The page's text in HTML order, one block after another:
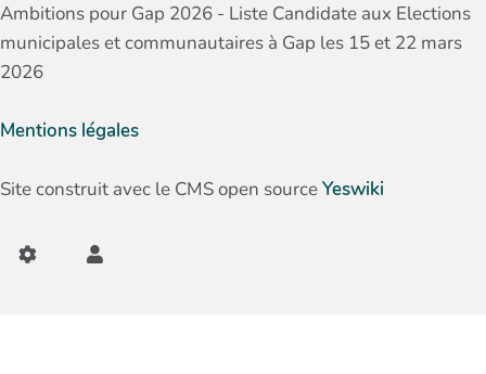
Ambitions pour Gap 2026 - Liste Candidate aux Elections
municipales et communautaires à Gap les 15 et 22 mars
2026
Mentions légales
Site construit avec le CMS open sourceYeswiki